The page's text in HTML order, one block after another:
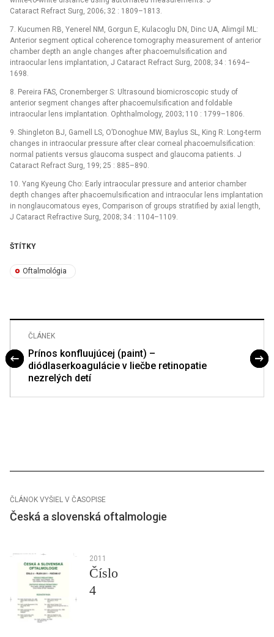
Cataract Refract Surg, 2006; 32 : 1809–1813.
7. Kucumen RB, Yenerel NM, Gorgun E, Kulacoglu DN, Dinc UA, Alimgil ML:
Anterior segment optical coherence tomography measurement of anterior
chamber depth an angle changes after phacoemulsification and
intraocular lens implantation, J Cataract Refract Surg, 2008; 34 : 1694–
1698.
8. Pereira FAS, Cronemberger S: Ultrasound biomicroscopic study of
anterior segment changes after phacoemulsification and foldable
intraocular lens implantation. Ophthalmology, 2003; 110 : 1799–1806.
9. Shingleton BJ, Gamell LS, O’Donoghue MW, Baylus SL, King R: Long-term
changes in intraocular pressure after clear corneal phacoemulsification:
normal patients versus glaucoma suspect and glaucoma patients. J
Cataract Refract Surg, 199; 25 : 885–890.
10. Yang Kyeung Cho: Early intraocular pressure and anterior chamber
depth changes after phacoemulsification and intraocular lens implantation
in nonglaucomatous eyes, Comparison of groups stratified by axial length,
J Cataract Refractive Surg, 2008; 34 : 1104–1109.
ŠTÍTKY
Oftalmológia
ČLÁNEK
Prínos konfluujúcej (paint) –
diódlaserkoagulácie v liečbe retinopatie
nezrelých detí
ČLÁNOK VYŠIEL V ČASOPISE
Česká a slovenská oftalmologie
2011
Číslo
4